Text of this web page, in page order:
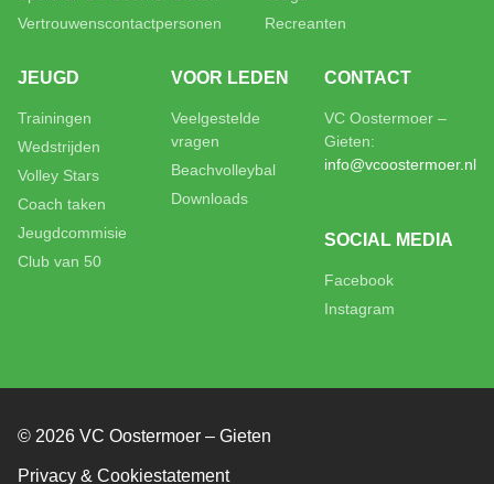
Vertrouwenscontactpersonen
Recreanten
JEUGD
Trainingen
Wedstrijden
Volley Stars
Coach taken
Jeugdcommisie
Club van 50
VOOR LEDEN
Veelgestelde
vragen
Beachvolleybal
Downloads
CONTACT
VC Oostermoer –
Gieten:
info@vcoostermoer.nl
SOCIAL MEDIA
Facebook
Instagram
© 2026 VC Oostermoer – Gieten
Privacy & Cookiestatement